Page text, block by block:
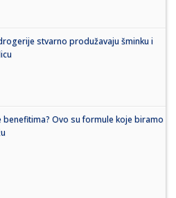
stvarno produžavaju šminku i
benefitima? Ovo su formule koje biramo